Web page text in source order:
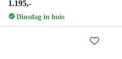
1.195,-
Dinsdag in huis